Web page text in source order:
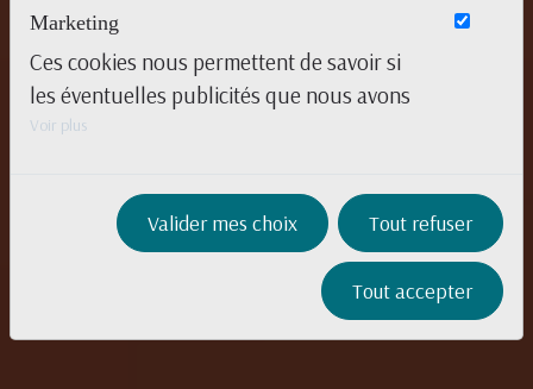
essentiels pour nous afin de vous offrir la
meilleure expérience possible.
Marketing
Ces cookies nous permettent de savoir si
les éventuelles publicités que nous avons
pu vous proposer ont été pertinentes.
Voir plus
Valider mes choix Tout refuser
Tout accepter